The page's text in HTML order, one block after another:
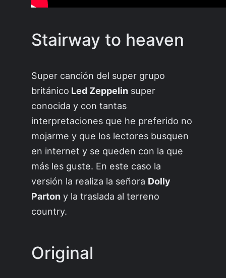
Stairway to heaven
Super canción del super grupo
británico Led Zeppelin super
conocida y con tantas
interpretaciones que he preferido no
mojarme y que los lectores busquen
en internet y se queden con la que
más les guste. En este caso la
versión la realiza la señora Dolly
Parton y la traslada al terreno
country.
Original